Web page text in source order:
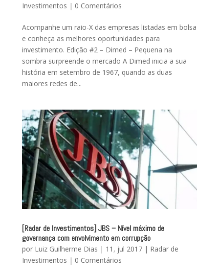
Investimentos | 0 Comentários
Acompanhe um raio-X das empresas listadas em bolsa
e conheça as melhores oportunidades para
investimento. Edição #2 – Dimed – Pequena na
sombra surpreende o mercado A Dimed inicia a sua
história em setembro de 1967, quando as duas
maiores redes de...
[Radar de Investimentos] JBS – Nível máximo de
governança com envolvimento em corrupção
por Luiz Guilherme Dias | 11, jul 2017| Radar de
Investimentos | 0 Comentários